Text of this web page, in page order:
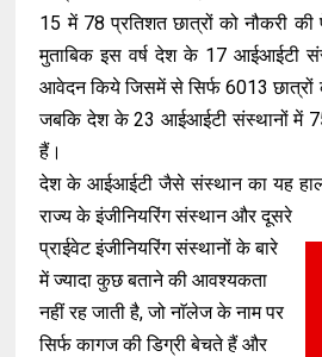
15 में 78 प्रतिशत छात्रों को नौकरी
मुताबिक इस वर्ष देश के 17 आईआईटी
आवेदन किये जिसमें से सिर्फ 6013
जबकि देश के 23 आईआईटी संस्थानों में
हैं।
देश के आईआईटी जैसे संस्थान का यह
राज्य के इंजीनियरिंग संस्थान और दूसरे
प्राईवेट इंजीनियरिंग संस्थानों के बारे
में ज्यादा कुछ बताने की आवश्यकता
नहीं रह जाती है, जो नाॅलेज के नाम पर
सिर्फ कागज की डिग्री बेचते हैं और